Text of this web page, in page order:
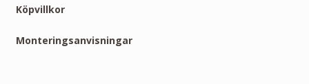
Köpvillkor
Monteringsanvisningar